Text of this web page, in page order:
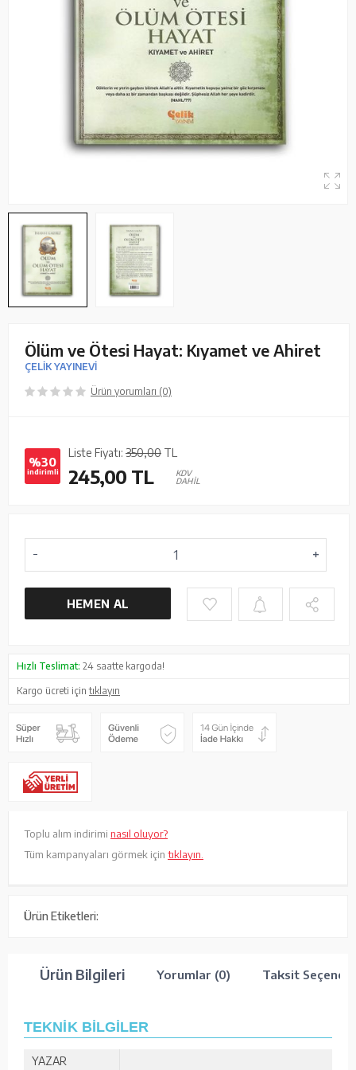
Ölüm ve Ötesi Hayat: Kıyamet ve Ahiret
ÇELİK YAYINEVİ
Ürün yorumları (0)
%30
indirimli
Liste Fiyatı: 350,00 TL
245,00 TL
KDV
DAHİL
HEMEN AL
Hızlı Teslimat: 24 saatte kargoda!
Kargo ücreti içintıklayın
Toplu alım indirimi nasıl oluyor?
Tüm kampanyaları görmek için tıklayın.
Ürün Etiketleri:
Ürün Bilgileri Yorumlar (0) Taksit
TEKNİK BİLGİLER
YAZAR